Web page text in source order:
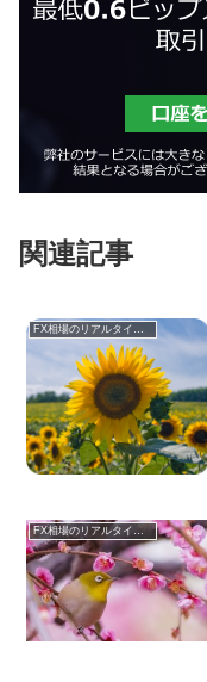
関連記事
FX相場のリアルタイム情報
FX相場のリアルタイム情報